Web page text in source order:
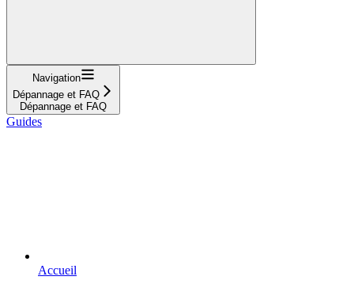
Navigation
Dépannage et FAQ
Dépannage et FAQ
Guides
Accueil